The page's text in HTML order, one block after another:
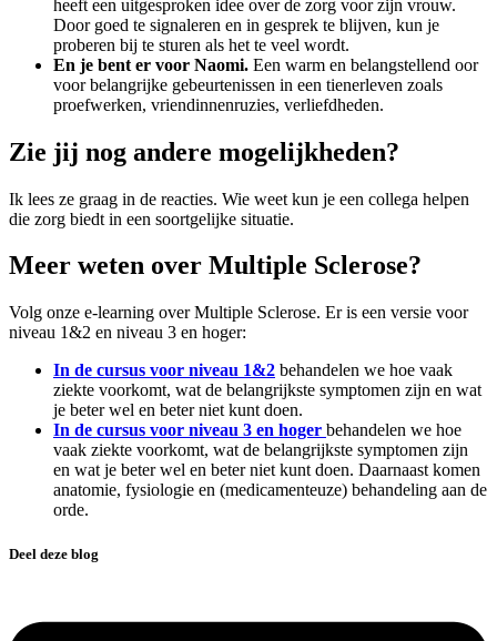
heeft een uitgesproken idee over de zorg voor zijn vrouw.
Door goed te signaleren en in gesprek te blijven, kun je
proberen bij te sturen als het te veel wordt.
En je bent er voor Naomi. Een warm en belangstellend oor
voor belangrijke gebeurtenissen in een tienerleven zoals
proefwerken, vriendinnenruzies, verliefdheden.
Zie jij nog andere mogelijkheden?
Ik lees ze graag in de reacties. Wie weet kun je een collega helpen
die zorg biedt in een soortgelijke situatie.
Meer weten over Multiple Sclerose?
Volg onze e-learning over Multiple Sclerose. Er is een versie voor
niveau 1&2 en niveau 3 en hoger:
In de cursus voor niveau 1&2 behandelen we hoe vaak
ziekte voorkomt, wat de belangrijkste symptomen zijn en wat
je beter wel en beter niet kunt doen.
In de cursus voor niveau 3 en hoger behandelen we hoe
vaak ziekte voorkomt, wat de belangrijkste symptomen zijn
en wat je beter wel en beter niet kunt doen. Daarnaast komen
anatomie, fysiologie en (medicamenteuze) behandeling aan de
orde.
Deel deze blog